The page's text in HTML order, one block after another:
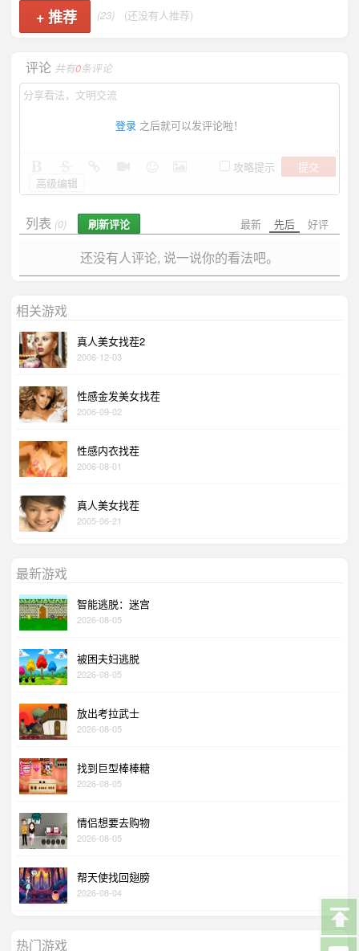
+推荐 (23) (还没有人推荐)
评论 共有0条评论
登录 之后就可以发评论啦！
攻略提示
提交
高级编辑
最新 先后 好评
列表 (0) 刷新评论
还没有人评论, 说一说你的看法吧。
相关游戏
真人美女找茬2
2006-12-03
性感金发美女找茬
2006-09-02
性感内衣找茬
2006-08-01
真人美女找茬
2005-06-21
最新游戏
智能逃脱：迷宫
2026-08-05
被困夫妇逃脱
2026-08-05
放出考拉武士
2026-08-05
找到巨型棒棒糖
2026-08-05
情侣想要去购物
2026-08-05
帮天使找回翅膀
2026-08-04
热门游戏